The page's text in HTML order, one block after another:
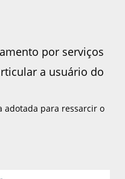
por serviços
a usuário do
adotada para ressarcir o